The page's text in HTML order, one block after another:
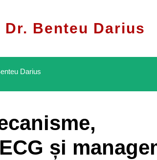
Benteu Darius
Darius
și